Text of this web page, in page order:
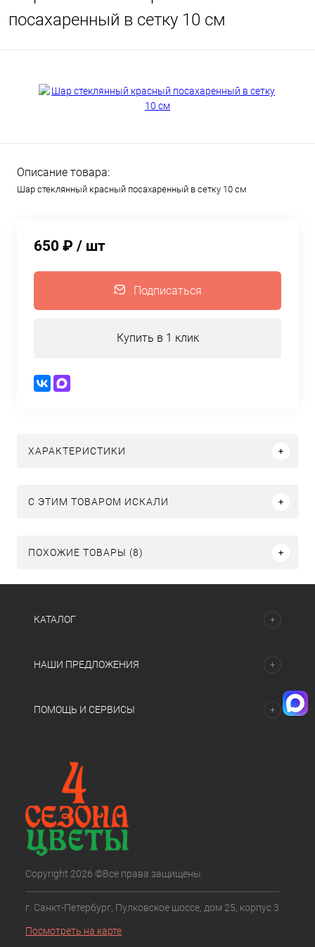
посахаренный в сетку 10 см
Описание товара:
Шар стеклянный красный посахаренный в сетку 10 см
650 ₽ / шт
Подписаться
Купить в 1 клик
ХАРАКТЕРИСТИКИ
C ЭТИМ ТОВАРОМ ИСКАЛИ
ПОХОЖИЕ ТОВАРЫ (8)
КАТАЛОГ
НАШИ ПРЕДЛОЖЕНИЯ
ПОМОЩЬ И СЕРВИСЫ
Copyright 2026 ©Все права защищены.
г. Санкт-Петербург, Пулковское шоссе, дом 25, корпус 3
Посмотреть на карте